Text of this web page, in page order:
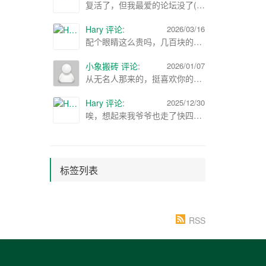
复活了，但我最爱的论坛没了(;´༎ຶД༎ຶ`)
Hary 评论: 2026/03/16
配个眼睛这么贵吗，几百块的感觉都挺好了
小象搬砖 评论: 2026/01/07
从无名人那来的，挺喜欢你的博客，可以加个友链吗? ：）
Hary 评论: 2025/12/30
唉，想起来我爷爷也走了快四年了，22年春节的时候走的，那时候查的正严，不想火化，就晚上偷偷埋了，也没办仪式
标签列表
RSS